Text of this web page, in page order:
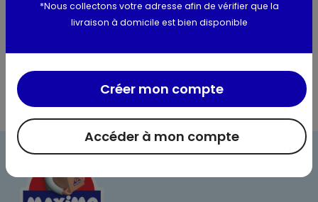
Utilisation et conservation
*Nous collectons votre adresse afin de vérifier que la
livraison à domicile est bien disponible
Accéder à mon compte
Créer mon compte